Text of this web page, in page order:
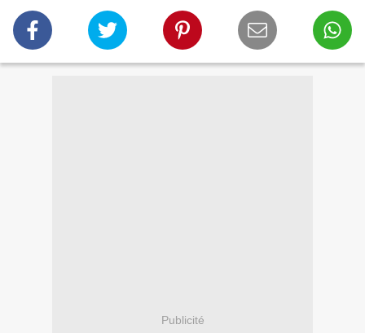
Publicité